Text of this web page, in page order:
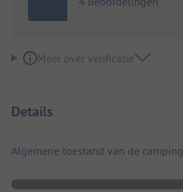
Meer over verificatie
Details
Algemene toestand van de camping